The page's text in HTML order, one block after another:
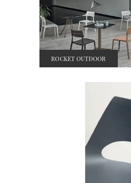
ROCKET OUTDOOR